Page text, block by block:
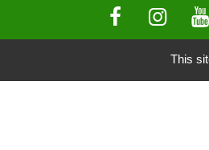
Mentions
This